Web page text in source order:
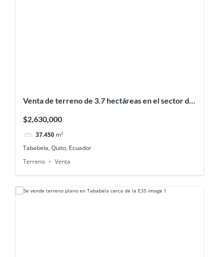
Venta de terreno de 3.7 hectáreas en el sector de
$2,630,000
37.450 m²
Tababela, Quito, Ecuador
Terreno
Venta